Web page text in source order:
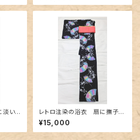
淡い
レトロ注染の浴衣 扇に撫子〜
カラフルなぼかし～
¥15,000